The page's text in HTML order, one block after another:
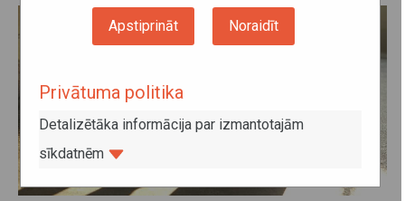
Apstiprināt Noraidīt
Privātuma politika
Detalizētāka informācija par izmantotajām
sīkdatnēm